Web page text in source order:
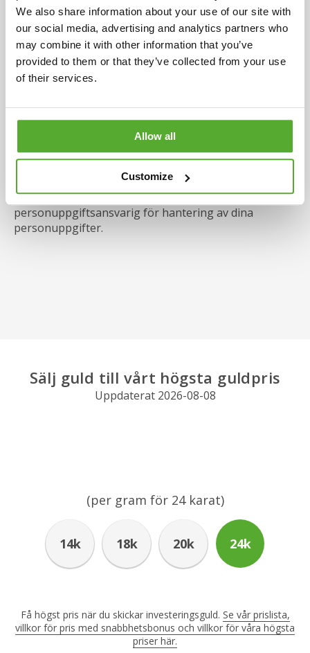
We also share information about your use of our site with
our social media, advertising and analytics partners who
may combine it with other information that you’ve
provided to them or that they’ve collected from your use
of their services.
Allow all
Customize
att cookies sparas i din webbläsare. Om du vill ta bort
de sparade cookies får du gå till inställningar i din
webbläsare och radera dessa. Därefter uppmanas du
att ej besöka någon av Guldbrevs hemsidor för att
undvika att flera cookies sparas i din webbläsare. Du
kan läsa mer om hur cookies används under punkt 13
Kontaktuppgifter
Alla förfrågningar om personuppgifter skall ske
Guldbrev AB (org nr 556743–3460) är
personuppgiftsansvarig för hantering av dina
personuppgifter.
Sälj guld till vårt högsta guldpris
Uppdaterat 2026-08-08
(per gram för 24karat)
14k 18k 20k 24k
Få högst pris när du skickar investeringsguld. Se vår prislista,
villkor för pris med snabbhetsbonus och villkor för våra högsta
priser här.